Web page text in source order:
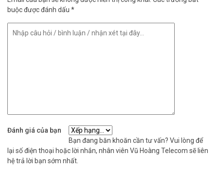
buộc được đánh dấu *
Đánh giá của bạn
Bạn đang băn khoăn cần tư vấn? Vui lòng để
lại số điện thoại hoặc lời nhắn, nhân viên Vũ Hoàng Telecom sẽ liên
hệ trả lời bạn sớm nhất.